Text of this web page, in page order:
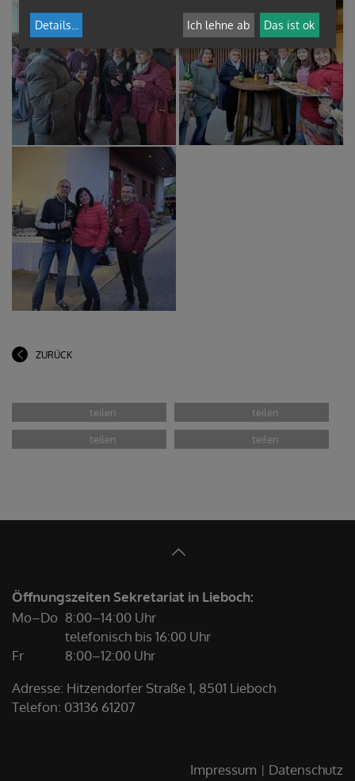
ZURÜCK
Öffnungszeiten Sekretariat in Lieboch:
Mo–Do 8:00–14:00 Uhr
telefonisch bis 16:00 Uhr
Fr
8:00–12:00 Uhr
Adresse: Hitzendorfer Straße 1, 8501 Lieboch
Telefon: 03136 61207
Impressum Datenschutz
Details Ich lehne ab Das ist ok